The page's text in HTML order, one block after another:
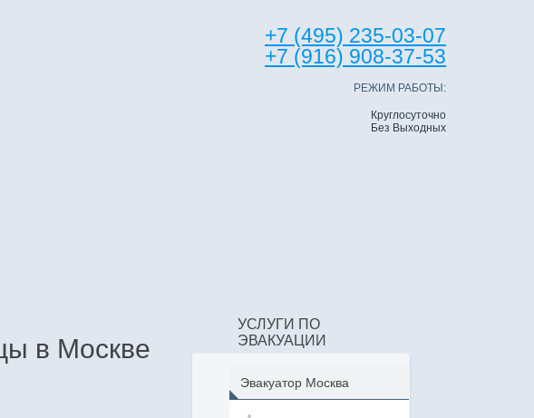
+7 (495) 235-03-07
+7 (916) 908-37-53
РЕЖИМ РАБОТЫ:
Круглосуточно
Без Выходных
в Москве
УСЛУГИ ПО
ЭВАКУАЦИИ
Эвакуатор Москва